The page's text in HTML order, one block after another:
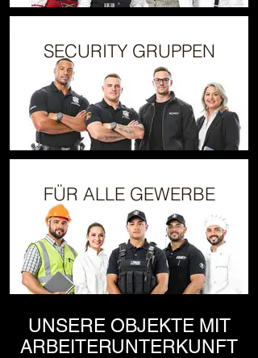
SECURITY GRUPPEN
FÜR ALLE GEWERBE
UNSERE OBJEKTE MIT
ARBEITERUNTERKUNFT